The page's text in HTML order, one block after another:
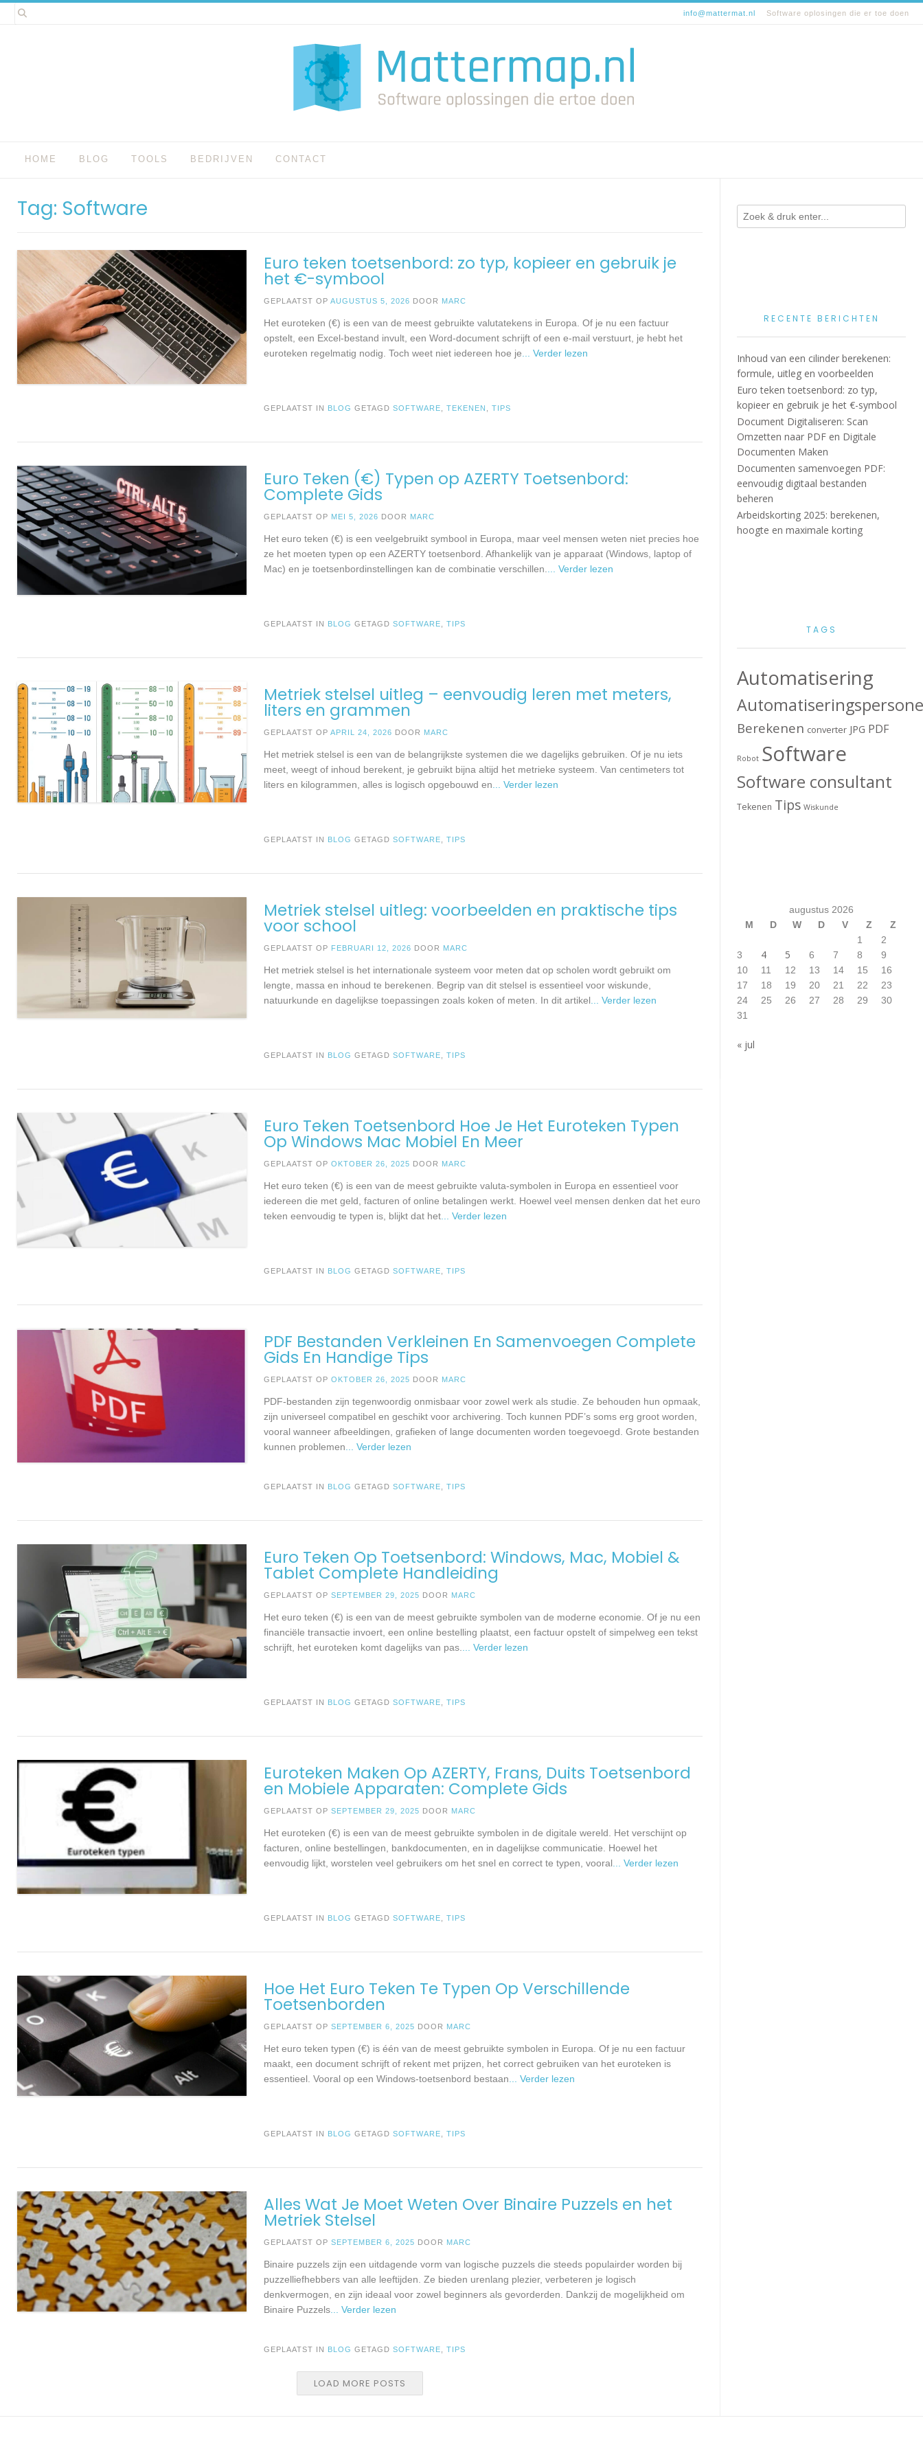
Spring
naar
info@mattermat.nl Software oplosingen die er toe doen
HOME BLOG TOOLS BEDRIJVEN CONTACT
Tag: Software
Euro teken toetsenbord: zo typ, kopieer en gebruik je
het €-symbool
GEPLAATST OPAUGUSTUS 5, 2026 DOOR MARC
Het euroteken (€) is een van de meest gebruikte valutatekens in Europa. Of je nu een factuur
opstelt, een Excel-bestand invult, een Word-document schrijft of een e-mail verstuurt, je hebt het
euroteken regelmatig nodig. Toch weet niet iedereen hoe je ... Verder lezen
GEPLAATST IN BLOG GETAGDSOFTWARE ,TEKENEN ,TIPS
Euro Teken (€) Typen op AZERTY Toetsenbord:
Complete Gids
GEPLAATST OP MEI 5, 2026 DOOR MARC
Het euro teken (€) is een veelgebruikt symbool in Europa, maar veel mensen weten niet precies hoe
ze het moeten typen op een AZERTY toetsenbord. Afhankelijk van je apparaat (Windows, laptop of
Mac) en je toetsenbordinstellingen kan de combinatie verschillen.
... Verder lezen
GEPLAATST IN BLOG GETAGDSOFTWARE ,TIPS
Metriek stelsel uitleg – eenvoudig leren met meters,
liters en grammen
GEPLAATST OPAPRIL 24, 2026 DOOR MARC
Het metriek stelsel is een van de belangrijkste systemen die we dagelijks gebruiken. Of je nu iets
meet, weegt of inhoud berekent, je gebruikt bijna altijd het metrieke systeem. Van centimeters tot
liters en kilogrammen, alles is logisch opgebouwd en ... Verder lezen
GEPLAATST IN BLOG GETAGDSOFTWARE ,TIPS
Metriek stelsel uitleg: voorbeelden en praktische tips
voor school
GEPLAATST OP FEBRUARI 12, 2026 DOOR MARC
Het metriek stelsel is het internationale systeem voor meten dat op scholen wordt gebruikt om
lengte, massa en inhoud te berekenen. Begrip van dit stelsel is essentieel voor wiskunde,
natuurkunde en dagelijkse toepassingen zoals koken of meten. In dit artikel ... Verder lezen
GEPLAATST IN BLOG GETAGDSOFTWARE ,TIPS
Euro Teken Toetsenbord Hoe Je Het Euroteken Typen
Op Windows Mac Mobiel En Meer
GEPLAATST OPOKTOBER 26, 2025 DOOR MARC
Het euro teken (€) is een van de meest gebruikte valuta-symbolen in Europa en essentieel voor
iedereen die met geld, facturen of online betalingen werkt. Hoewel veel mensen denken dat het euro
teken eenvoudig te typen is, blijkt dat het ... Verder lezen
GEPLAATST IN BLOG GETAGDSOFTWARE ,TIPS
PDF Bestanden Verkleinen En Samenvoegen Complete
Gids En Handige Tips
GEPLAATST OPOKTOBER 26, 2025 DOOR MARC
PDF-bestanden zijn tegenwoordig onmisbaar voor zowel werk als studie. Ze behouden hun opmaak,
zijn universeel compatibel en geschikt voor archivering. Toch kunnen PDF’s soms erg groot worden,
vooral wanneer afbeeldingen, grafieken of lange documenten worden toegevoegd. Grote bestanden
kunnen problemen ... Verder lezen
GEPLAATST IN BLOG GETAGDSOFTWARE ,TIPS
Euro Teken Op Toetsenbord: Windows, Mac, Mobiel &
Tablet Complete Handleiding
GEPLAATST OPSEPTEMBER 29, 2025 DOOR MARC
Het euro teken (€) is een van de meest gebruikte symbolen van de moderne economie. Of je nu een
financiële transactie invoert, een online bestelling plaatst, een factuur opstelt of simpelweg een tekst
schrijft, het euroteken komt dagelijks van pas.
... Verder lezen
GEPLAATST IN BLOG GETAGDSOFTWARE ,TIPS
Euroteken Maken Op AZERTY, Frans, Duits Toetsenbord
en Mobiele Apparaten: Complete Gids
GEPLAATST OPSEPTEMBER 29, 2025 DOOR MARC
Het euroteken (€) is een van de meest gebruikte symbolen in de digitale wereld. Het verschijnt op
facturen, online bestellingen, bankdocumenten, en in dagelijkse communicatie. Hoewel het
eenvoudig lijkt, worstelen veel gebruikers om het snel en correct te typen, vooral ... Verder lezen
GEPLAATST IN BLOG GETAGDSOFTWARE ,TIPS
Hoe Het Euro Teken Te Typen Op Verschillende
Toetsenborden
GEPLAATST OPSEPTEMBER 6, 2025 DOOR MARC
Het euro teken typen (€) is één van de meest gebruikte symbolen in Europa. Of je nu een factuur
maakt, een document schrijft of rekent met prijzen, het correct gebruiken van het euroteken is
essentieel. Vooral op een Windows-toetsenbord bestaan ... Verder lezen
GEPLAATST IN BLOG GETAGDSOFTWARE ,TIPS
Alles Wat Je Moet Weten Over Binaire Puzzels en het
Metriek Stelsel
GEPLAATST OPSEPTEMBER 6, 2025 DOOR MARC
Binaire puzzels zijn een uitdagende vorm van logische puzzels die steeds populairder worden bij
puzzelliefhebbers van alle leeftijden. Ze bieden urenlang plezier, verbeteren je logisch
denkvermogen, en zijn ideaal voor zowel beginners als gevorderden. Dankzij de mogelijkheid om
Binaire Puzzels ... Verder lezen
GEPLAATST IN BLOG GETAGDSOFTWARE ,TIPS
LOAD MORE POSTS
RECENTE BERICHTEN
Inhoud van een cilinder berekenen:
formule, uitleg en voorbeelden
Euro teken toetsenbord: zo typ,
kopieer en gebruik je het €-symbool
Document Digitaliseren: Scan
Omzetten naar PDF en Digitale
Documenten Maken
Documenten samenvoegen PDF:
eenvoudig digitaal bestanden
beheren
Arbeidskorting 2025: berekenen,
hoogte en maximale korting
TAGS
Automatisering
Berekenen converter JPG PDF
Robot Software
Software consultant
Tekenen Tips Wiskunde
augustus 2026
M
D W D V Z
Z
1
2
3
4 5 6 7 8
9
10
11 12 13 14 15
16
17
18 19 20 21 22
23
24
25 26 27 28 29
30
31
« jul